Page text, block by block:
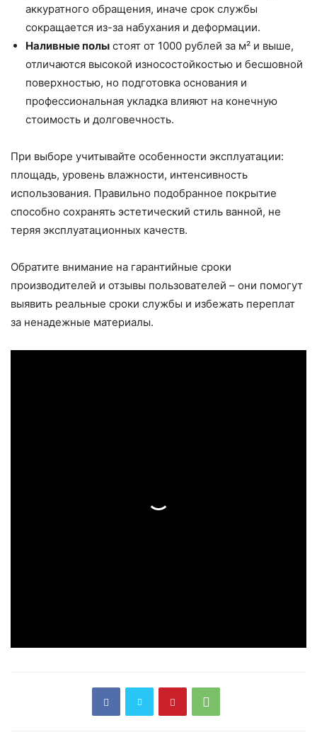
аккуратного обращения, иначе срок службы
сокращается из-за набухания и деформации.
Наливные полы стоят от 1000 рублей за м² и выше,
отличаются высокой износостойкостью и бесшовной
поверхностью, но подготовка основания и
профессиональная укладка влияют на конечную
стоимость и долговечность.
При выборе учитывайте особенности эксплуатации:
площадь, уровень влажности, интенсивность
использования. Правильно подобранное покрытие
способно сохранять эстетический стиль ванной, не
теряя эксплуатационных качеств.
Обратите внимание на гарантийные сроки
производителей и отзывы пользователей – они помогут
выявить реальные сроки службы и избежать переплат
за ненадежные материалы.